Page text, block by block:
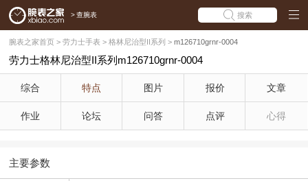
> 查腕表 搜索
腕表之家首页 > 劳力士手表 > 格林尼治型II系列 > m126710grnr-0004
劳力士格林尼治型II系列m126710grnr-0004
综合 特点 图片 报价 文章
作业 论坛 问答 点评 心得
主要参数